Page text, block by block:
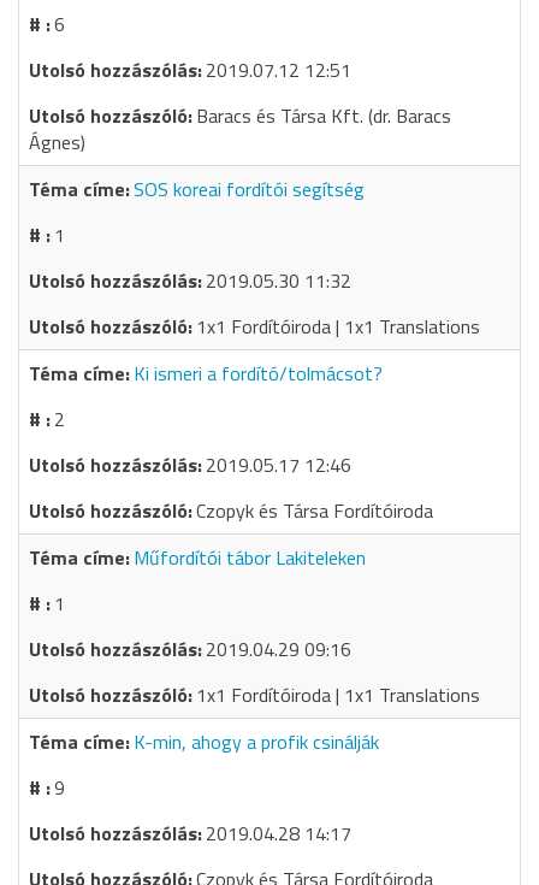
6
2019.07.12 12:51
Baracs és Társa Kft. (dr. Baracs
Ágnes)
SOS koreai fordítói segítség
1
2019.05.30 11:32
1x1 Fordítóiroda | 1x1 Translations
Ki ismeri a fordító/tolmácsot?
2
2019.05.17 12:46
Czopyk és Társa Fordítóiroda
Műfordítói tábor Lakiteleken
1
2019.04.29 09:16
1x1 Fordítóiroda | 1x1 Translations
K-min, ahogy a profik csinálják
9
2019.04.28 14:17
Czopyk és Társa Fordítóiroda